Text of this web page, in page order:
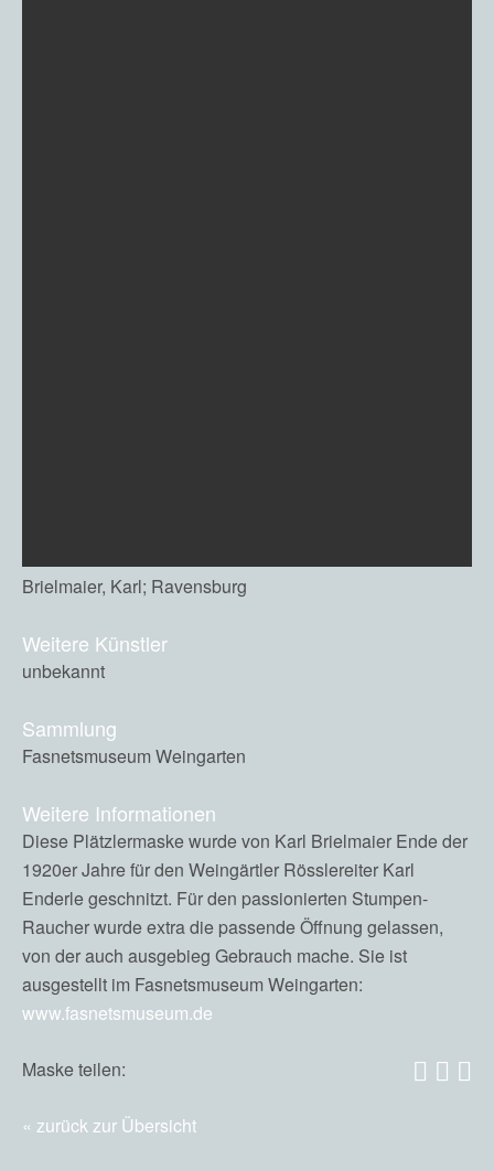
Brielmaier, Karl; Ravensburg
Weitere Künstler
unbekannt
Sammlung
Fasnetsmuseum Weingarten
Weitere Informationen
Diese Plätzlermaske wurde von Karl Brielmaier Ende der
1920er Jahre für den Weingärtler Rösslereiter Karl
Enderle geschnitzt. Für den passionierten Stumpen-
Raucher wurde extra die passende Öffnung gelassen,
von der auch ausgebieg Gebrauch mache. Sie ist
ausgestellt im Fasnetsmuseum Weingarten:
www.fasnetsmuseum.de
Maske teilen:
zurück zur Übersicht